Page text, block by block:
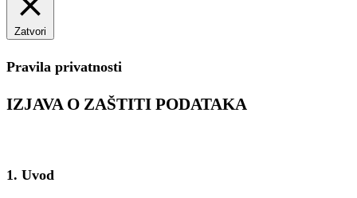
Zatvori
Pravila privatnosti
IZJAVA O ZAŠTITI PODATAKA
1. Uvod